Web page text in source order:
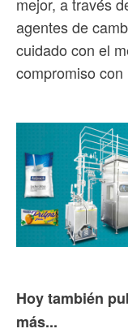
mejor, a través
agentes de
cuidado con el
compromiso
Hoy también
más...